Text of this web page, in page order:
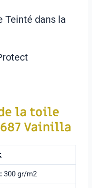
Teinté dans la
la toile
Vainilla
300 gr/m2